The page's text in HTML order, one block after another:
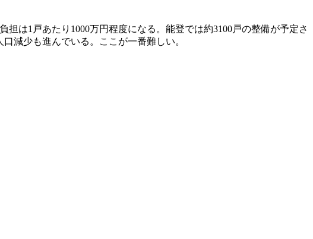
は1戸あたり1000万円程度になる。能登では約3100戸の整備が予定さ
減少も進んでいる。ここが一番難しい。